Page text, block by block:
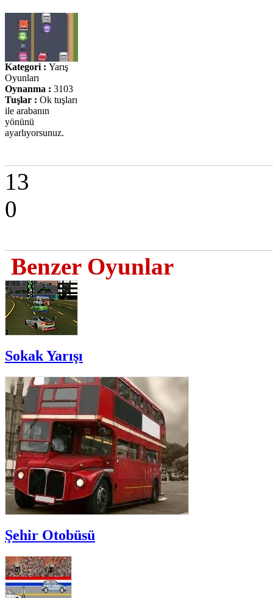
Kategori : Yarış
Oyunları
Oynanma : 3103
Tuşlar : Ok tuşları
ile arabanın
yönünü
ayarlıyorsunuz.
13
0
Benzer Oyunlar
Sokak Yarışı
Şehir Otobüsü